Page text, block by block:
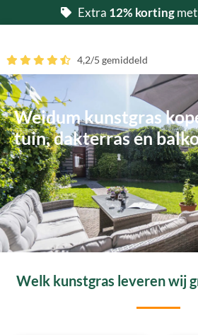
naar
inhoud
Extra 12% kortingmet
4,2/5 gemiddeld
Weidum kunstgras
tuin, dakterras en
Welk kunstgras leveren wij